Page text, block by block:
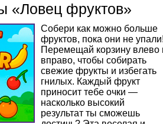
«Ловец фруктов»
Собери как можно больше
фруктов, пока они не
Перемещай корзину влево
вправо, чтобы собирать
свежие фрукты и избегать
гнилых. Каждый фрукт
приносит тебе очки —
насколько высокий
результат ты сможешь